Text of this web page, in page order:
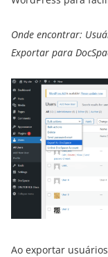
Onde encontrar:
Exportar para
Ao exportar